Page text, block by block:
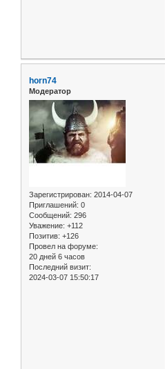
horn74
Модератор
Зарегистрирован: 2014-04-07
Приглашений: 0
Сообщений: 296
Уважение: +112
Позитив: +126
Провел на форуме:
20 дней 6 часов
Последний визит:
2024-03-07 15:50:17